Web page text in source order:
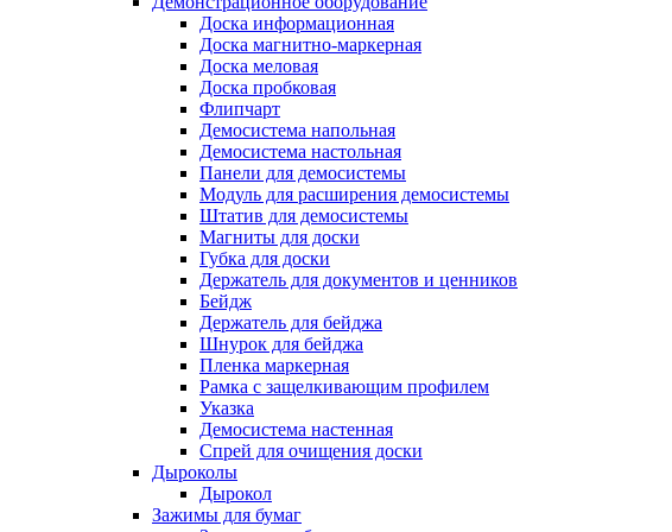
Доска информационная
Доска магнитно-маркерная
Доска меловая
Доска пробковая
Флипчарт
Демосистема напольная
Демосистема настольная
Панели для демосистемы
Модуль для расширения демосистемы
Штатив для демосистемы
Магниты для доски
Губка для доски
Держатель для документов и ценников
Бейдж
Держатель для бейджа
Шнурок для бейджа
Пленка маркерная
Рамка с защелкивающим профилем
Указка
Демосистема настенная
Спрей для очищения доски
Дыроколы
Дырокол
Зажимы для бумаг